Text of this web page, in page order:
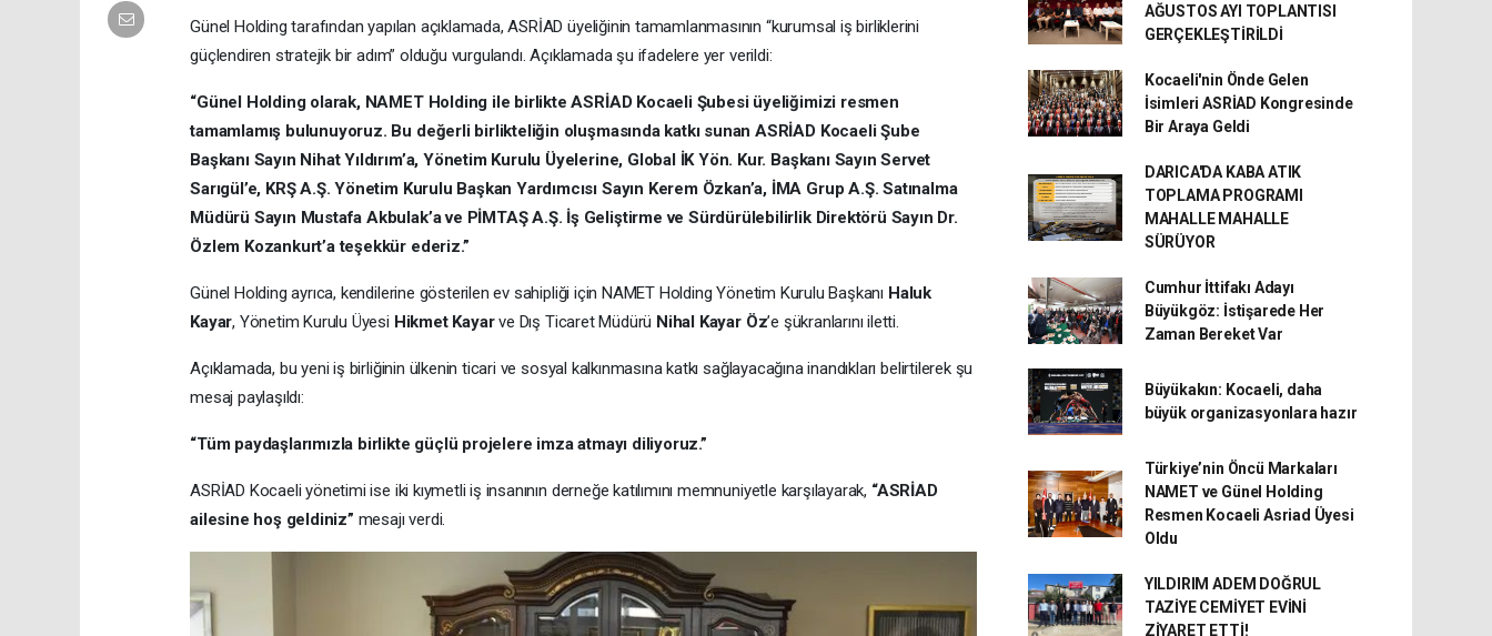
Günel Holding tarafından yapılan açıklamada, ASRİAD üyeliğinin tamamlanmasının “kurumsal iş birliklerini
güçlendiren stratejik bir adım” olduğu vurgulandı. Açıklamada şu ifadelere yer verildi:
“Günel Holding olarak, NAMET Holding ile birlikte ASRİAD Kocaeli Şubesi üyeliğimizi resmen
tamamlamış bulunuyoruz. Bu değerli birlikteliğin oluşmasında katkı sunan ASRİAD Kocaeli Şube
Başkanı Sayın Nihat Yıldırım’a, Yönetim Kurulu Üyelerine, Global İK Yön. Kur. Başkanı Sayın Servet
Sarıgül’e, KRŞ A.Ş. Yönetim Kurulu Başkan Yardımcısı Sayın Kerem Özkan’a, İMA Grup A.Ş. Satınalma
Müdürü Sayın Mustafa Akbulak’a ve PİMTAŞ A.Ş. İş Geliştirme ve Sürdürülebilirlik Direktörü Sayın Dr.
Özlem Kozankurt’a teşekkür ederiz.”
Günel Holding ayrıca, kendilerine gösterilen ev sahipliği için NAMET Holding Yönetim Kurulu Başkanı Haluk
Kayar, Yönetim Kurulu Üyesi Hikmet Kayarve Dış Ticaret Müdürü Nihal Kayar Öz’e şükranlarını iletti.
Açıklamada, bu yeni iş birliğinin ülkenin ticari ve sosyal kalkınmasına katkı sağlayacağına inandıkları belirtilerek şu
mesaj paylaşıldı:
“Tüm paydaşlarımızla birlikte güçlü projelere imza atmayı diliyoruz.”
ASRİAD Kocaeli yönetimi ise iki kıymetli iş insanının derneğe katılımını memnuniyetle karşılayarak, “ASRİAD
ailesine hoş geldiniz” mesajı verdi.
AĞUSTOS AYI TOPLANTISI
GERÇEKLEŞTİRİLDİ
Kocaeli'nin Önde Gelen
İsimleri ASRİAD Kongresinde
Bir Araya Geldi
DARICA'DA KABA ATIK
TOPLAMA PROGRAMI
MAHALLE MAHALLE
SÜRÜYOR
Cumhur İttifakı Adayı
Büyükgöz: İstişarede Her
Zaman Bereket Var
Büyükakın: Kocaeli, daha
büyük organizasyonlara hazır
Türkiye’nin Öncü Markaları
NAMET ve Günel Holding
Resmen Kocaeli Asriad Üyesi
Oldu
YILDIRIM ADEM DOĞRUL
TAZİYE CEMİYET EVİNİ
ZİYARET ETTİ!